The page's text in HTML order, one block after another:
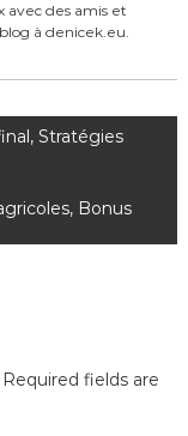
avec des amis et
à denicek.eu.
Stratégies
Bonus
Required fields are